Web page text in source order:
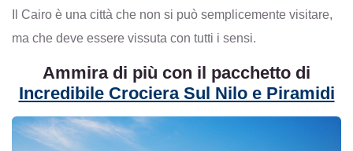
Il Cairo è una città che non si può semplicemente visitare,
ma che deve essere vissuta con tutti i sensi.
Ammira di più con il pacchetto di
Incredibile Crociera Sul Nilo e Piramidi